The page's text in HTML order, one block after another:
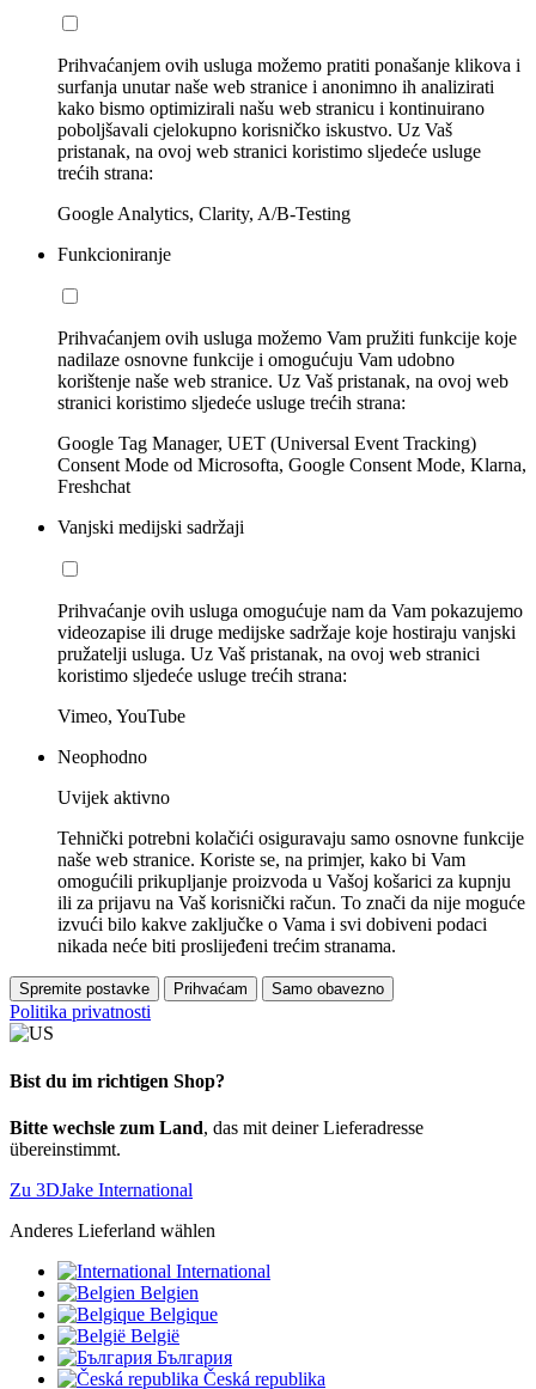
Prihvaćanjem ovih usluga možemo pratiti ponašanje klikova i
surfanja unutar naše web stranice i anonimno ih analizirati
kako bismo optimizirali našu web stranicu i kontinuirano
poboljšavali cjelokupno korisničko iskustvo. Uz Vaš
pristanak, na ovoj web stranici koristimo sljedeće usluge
trećih strana:
Google Analytics, Clarity, A/B-Testing
Funkcioniranje
Prihvaćanjem ovih usluga možemo Vam pružiti funkcije koje
nadilaze osnovne funkcije i omogućuju Vam udobno
korištenje naše web stranice. Uz Vaš pristanak, na ovoj web
stranici koristimo sljedeće usluge trećih strana:
Google Tag Manager, UET (Universal Event Tracking)
Consent Mode od Microsofta, Google Consent Mode, Klarna,
Freshchat
Vanjski medijski sadržaji
Prihvaćanje ovih usluga omogućuje nam da Vam pokazujemo
videozapise ili druge medijske sadržaje koje hostiraju vanjski
pružatelji usluga. Uz Vaš pristanak, na ovoj web stranici
koristimo sljedeće usluge trećih strana:
Vimeo, YouTube
Neophodno
Uvijek aktivno
Tehnički potrebni kolačići osiguravaju samo osnovne funkcije
naše web stranice. Koriste se, na primjer, kako bi Vam
omogućili prikupljanje proizvoda u Vašoj košarici za kupnju
ili za prijavu na Vaš korisnički račun. To znači da nije moguće
izvući bilo kakve zaključke o Vama i svi dobiveni podaci
nikada neće biti proslijeđeni trećim stranama.
Spremite postavke Prihvaćam Samo obavezno
Politika privatnosti
Bist du im richtigen Shop?
Bitte wechsle zum Land, das mit deiner Lieferadresse
übereinstimmt.
Zu 3DJake International
Anderes Lieferland wählen
International
Belgien
Belgique
België
България
Česká republika